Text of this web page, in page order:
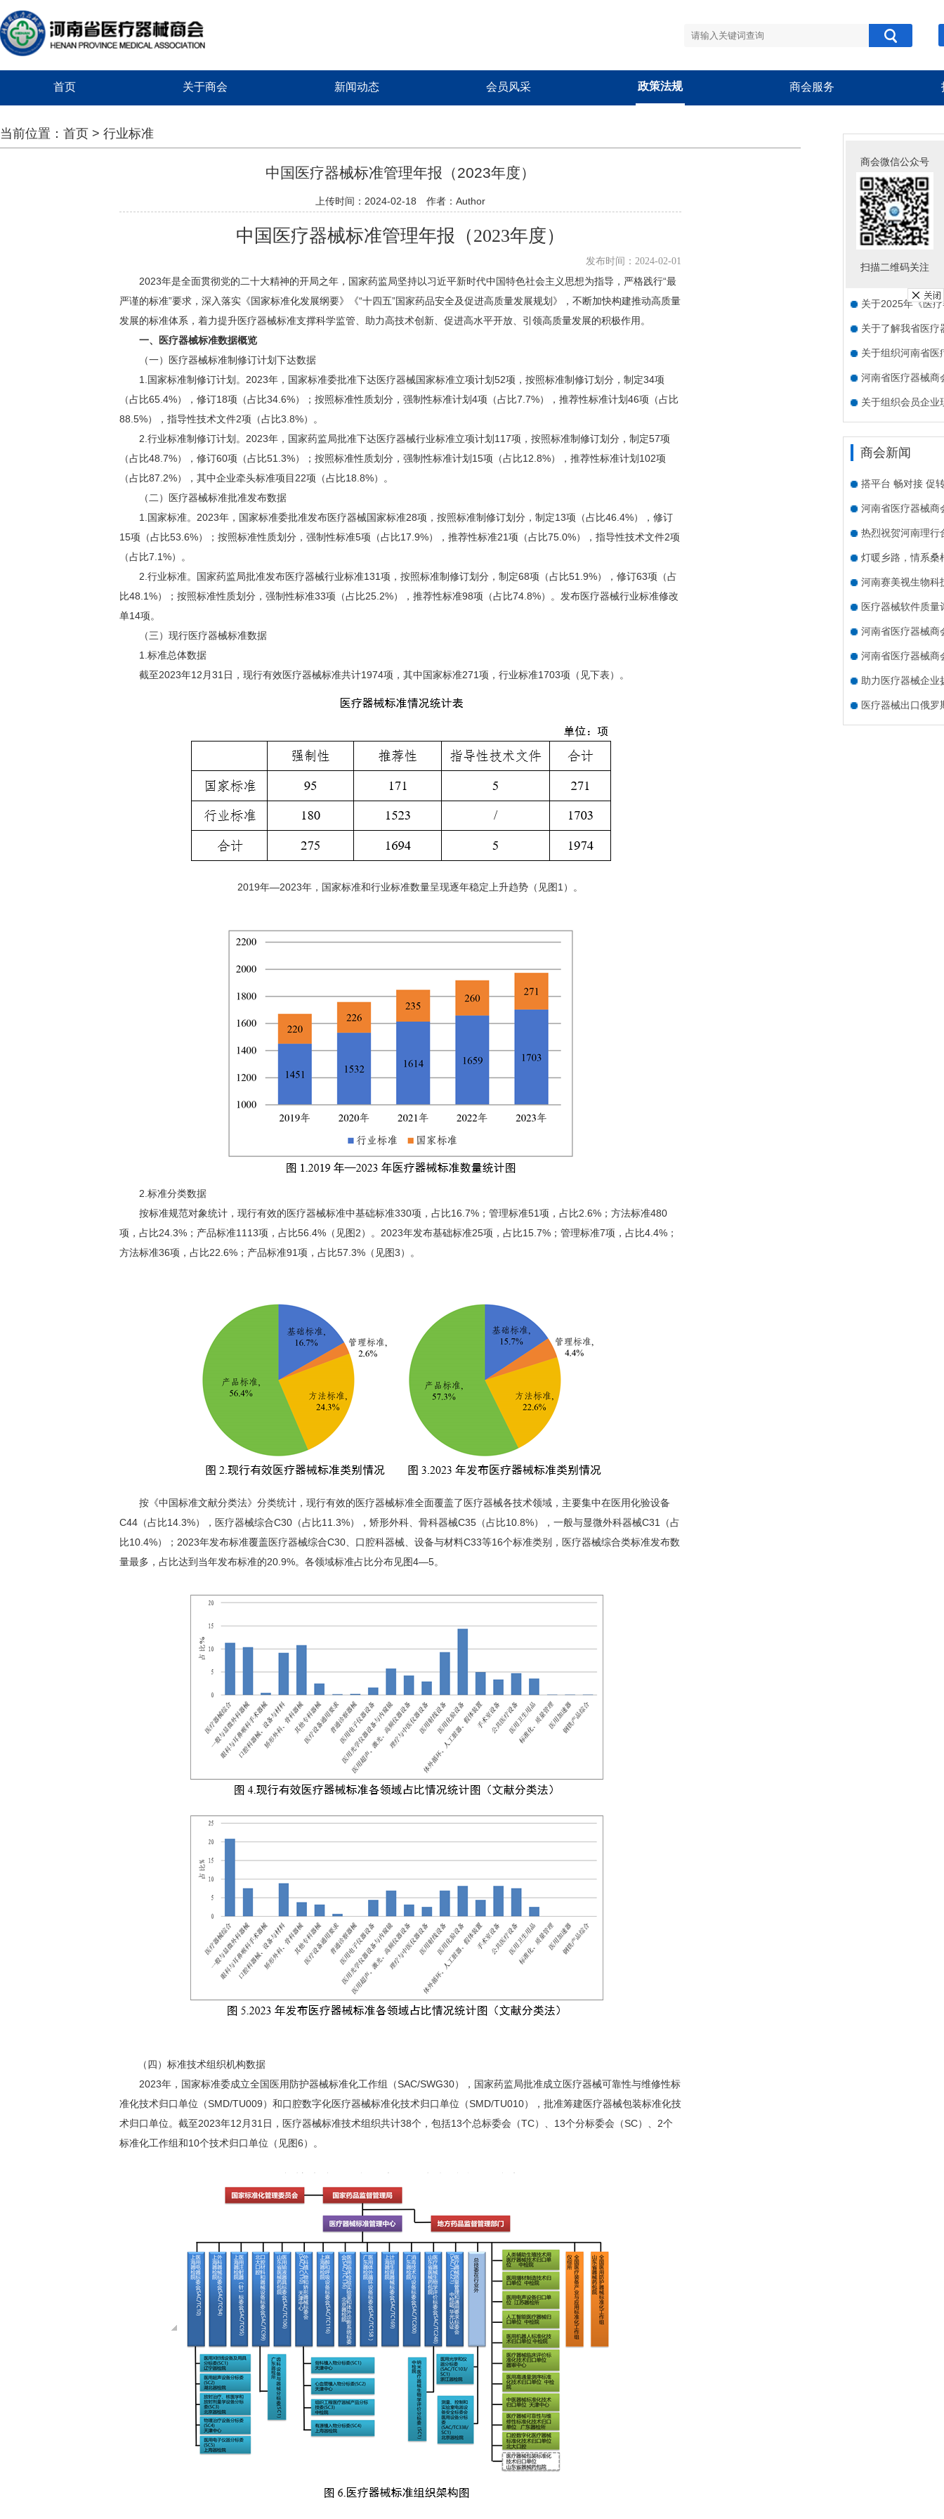
首页 关于商会 新闻动态 会员风采 政策法规 商会服务
当前位置： 首页 > 行业标准
中国医疗器械标准管理年报（2023年度）
上传时间：2024-02-18 作者：Author
中国医疗器械标准管理年报（2023年度）
发布时间：2024-02-01
2023年是全面贯彻党的二十大精神的开局之年，国家药监局坚持以习近平新时代中国特色社会主义思想为指导，严格践行“最
严谨的标准”要求，深入落实《国家标准化发展纲要》《“十四五”国家药品安全及促进高质量发展规划》，不断加快构建推动高质量
发展的标准体系，着力提升医疗器械标准支撑科学监管、助力高技术创新、促进高水平开放、引领高质量发展的积极作用。
一、医疗器械标准数据概览
（一）医疗器械标准制修订计划下达数据
1.国家标准制修订计划。2023年，国家标准委批准下达医疗器械国家标准立项计划52项，按照标准制修订划分，制定34项
（占比65.4%），修订18项（占比34.6%）；按照标准性质划分，强制性标准计划4项（占比7.7%），推荐性标准计划46项（占比
88.5%），指导性技术文件2项（占比3.8%）。
2.行业标准制修订计划。2023年，国家药监局批准下达医疗器械行业标准立项计划117项，按照标准制修订划分，制定57项
（占比48.7%），修订60项（占比51.3%）；按照标准性质划分，强制性标准计划15项（占比12.8%），推荐性标准计划102项
（占比87.2%），其中企业牵头标准项目22项（占比18.8%）。
（二）医疗器械标准批准发布数据
1.国家标准。2023年，国家标准委批准发布医疗器械国家标准28项，按照标准制修订划分，制定13项（占比46.4%），修订
15项（占比53.6%）；按照标准性质划分，强制性标准5项（占比17.9%），推荐性标准21项（占比75.0%），指导性技术文件2项
（占比7.1%）。
2.行业标准。国家药监局批准发布医疗器械行业标准131项，按照标准制修订划分，制定68项（占比51.9%），修订63项（占
比48.1%）；按照标准性质划分，强制性标准33项（占比25.2%），推荐性标准98项（占比74.8%）。发布医疗器械行业标准修改
单14项。
（三）现行医疗器械标准数据
1.标准总体数据
截至2023年12月31日，现行有效医疗器械标准共计1974项，其中国家标准271项，行业标准1703项（见下表）。
2019年—2023年，国家标准和行业标准数量呈现逐年稳定上升趋势（见图1）。
2.标准分类数据
按标准规范对象统计，现行有效的医疗器械标准中基础标准330项，占比16.7%；管理标准51项，占比2.6%；方法标准480
项，占比24.3%；产品标准1113项，占比56.4%（见图2）。2023年发布基础标准25项，占比15.7%；管理标准7项，占比4.4%；
方法标准36项，占比22.6%；产品标准91项，占比57.3%（见图3）。
按《中国标准文献分类法》分类统计，现行有效的医疗器械标准全面覆盖了医疗器械各技术领域，主要集中在医用化验设备
C44（占比14.3%），医疗器械综合C30（占比11.3%），矫形外科、骨科器械C35（占比10.8%），一般与显微外科器械C31（占
比10.4%）；2023年发布标准覆盖医疗器械综合C30、口腔科器械、设备与材料C33等16个标准类别，医疗器械综合类标准发布数
量最多，占比达到当年发布标准的20.9%。各领域标准占比分布见图4—5。
（四）标准技术组织机构数据
2023年，国家标准委成立全国医用防护器械标准化工作组（SAC/SWG30），国家药监局批准成立医疗器械可靠性与维修性标
准化技术归口单位（SMD/TU009）和口腔数字化医疗器械标准化技术归口单位（SMD/TU010），批准筹建医疗器械包装标准化技
术归口单位。截至2023年12月31日，医疗器械标准技术组织共计38个，包括13个总标委会（TC）、13个分标委会（SC）、2个
标准化工作组和10个技术归口单位（见图6）。
关于组织参加“中
关于组织开展“跨
关于新版《医疗器
关于2025年《医
关于了解我省医疗
关于组织河南省医
河南省医疗器械商
关于组织会员企业
商会新闻
搭平台 畅对接 促
河南省医疗器械商
热烈祝贺河南理行
灯暖乡路，情系桑
河南赛美视生物科
医疗器械软件质
河南省医疗器械商
河南省医疗器械商
助力医疗器械企业
医疗器械出口俄
商会微信公众号
扫描二维码关注